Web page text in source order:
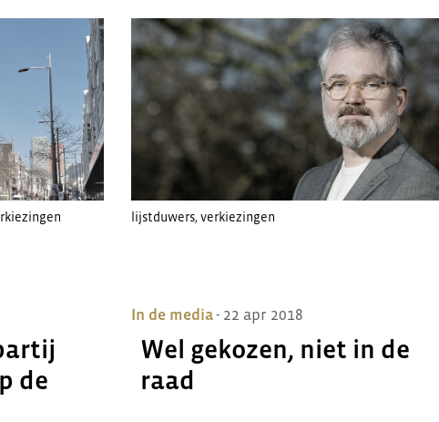
lijstduwers,verkiezingen
de
In de media- 22 apr 2018
Wel gekozen, niet in de
raad